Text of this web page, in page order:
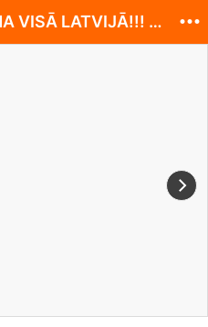
KĀZU NOFORMĒŠANA VISĀ LATVIJĀ!!! WWW.AMDIZAINS.LV